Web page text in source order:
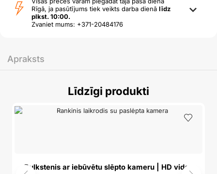
Rīgā, ja pasūtījums tiek veikts darba dienā līdz
plkst. 10:00.
Zvaniet mums: +371-20484176
Apraksts
Līdzīgi produkti
Pulkstenis ar iebūvētu slēpto kameru | HD video